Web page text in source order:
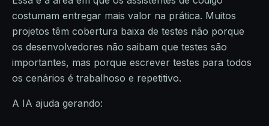
costumam entregar mais valor na prática. Muitos
projetos têm cobertura baixa de testes não porque
os desenvolvedores não saibam que testes são
importantes, mas porque escrever testes para todos
os cenários é trabalhoso e repetitivo.
A IA ajuda gerando: